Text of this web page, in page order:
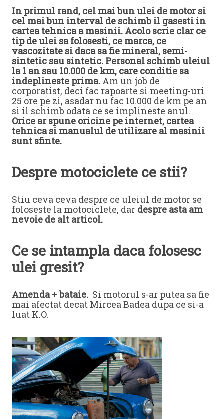
In primul rand, cel mai bun ulei de motor si
cel mai bun interval de schimb il gasesti in
cartea tehnica a masinii. Acolo scrie clar ce
tip de ulei sa folosesti, ce marca, ce
vascozitate si daca sa fie mineral, semi-
sintetic sau sintetic. Personal schimb uleiul
la 1 an sau 10.000 de km, care conditie sa
indeplineste prima. Am un job de
corporatist, deci fac rapoarte si meeting-uri
25 ore pe zi, asadar nu fac 10.000 de km pe an
si il schimb odata ce se implineste anul.
Orice ar spune oricine pe internet, cartea
tehnica si manualul de utilizare al masinii
sunt sfinte.
Despre motociclete ce stii?
Stiu ceva ceva despre ce uleiul de motor se
foloseste la motociclete, dar despre asta am
nevoie de alt articol.
Ce se intampla daca folosesc
ulei gresit?
Amenda + bataie. Si motorul s-ar putea sa fie
mai afectat decat Mircea Badea dupa ce si-a
luat K.O.